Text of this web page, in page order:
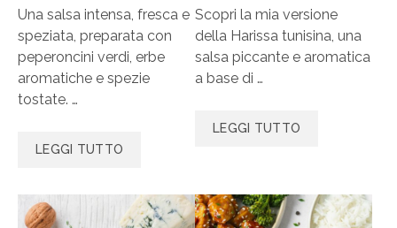
Una salsa intensa, fresca e
speziata, preparata con
peperoncini verdi, erbe
aromatiche e spezie
tostate. …
LEGGI TUTTO
Scopri la mia versione
della Harissa tunisina, una
salsa piccante e aromatica
a base di …
LEGGI TUTTO